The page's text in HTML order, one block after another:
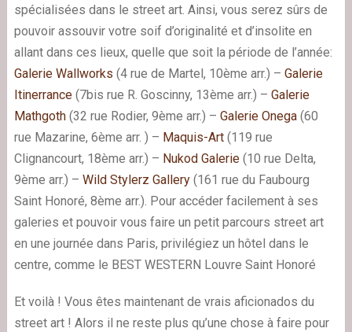
spécialisées dans le street art. Ainsi, vous serez sûrs de
pouvoir assouvir votre soif d’originalité et d’insolite en
allant dans ces lieux, quelle que soit la période de l’année:
Galerie Wallworks (4 rue de Martel, 10ème arr.) – Galerie
Itinerrance(7bis rue R. Goscinny, 13ème arr.) – Galerie
Mathgoth(32 rue Rodier, 9ème arr.) – Galerie Onega(60
rue Mazarine, 6ème arr. ) – Maquis-Art(119 rue
Clignancourt, 18ème arr.) – Nukod Galerie(10 rue Delta,
9ème arr.) – Wild Stylerz Gallery(161 rue du Faubourg
Saint Honoré, 8ème arr.). Pour accéder facilement à ses
galeries et pouvoir vous faire un petit parcours street art
en une journée dans Paris, privilégiez un hôtel dans le
centre, comme le BEST WESTERN Louvre Saint Honoré
Et voilà ! Vous êtes maintenant de vrais aficionados du
street art ! Alors il ne reste plus qu’une chose à faire pour